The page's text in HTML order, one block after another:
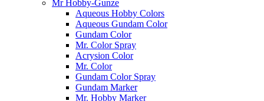
Mr Hobby-Gunze
Aqueous Hobby Colors
Aqueous Gundam Color
Gundam Color
Mr. Color Spray
Acrysion Color
Mr. Color
Gundam Color Spray
Gundam Marker
Mr. Hobby Marker